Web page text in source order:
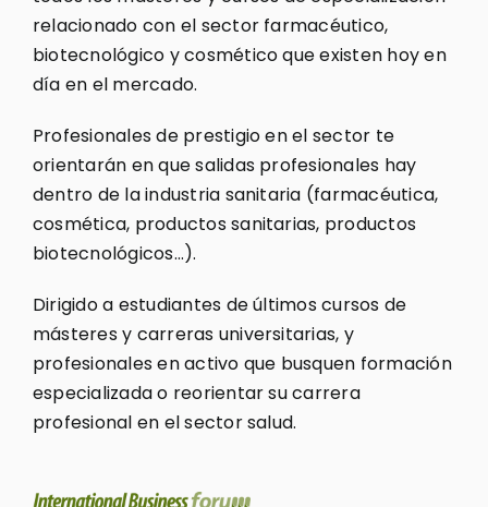
relacionado con el sector farmacéutico,
biotecnológico y cosmético que existen hoy en
día en el mercado.
Profesionales de prestigio en el sector te
orientarán en que salidas profesionales hay
dentro de la industria sanitaria (farmacéutica,
cosmética, productos sanitarias, productos
biotecnológicos…).
Dirigido a estudiantes de últimos cursos de
másteres y carreras universitarias, y
profesionales en activo que busquen formación
especializada o reorientar su carrera
profesional en el sector salud.